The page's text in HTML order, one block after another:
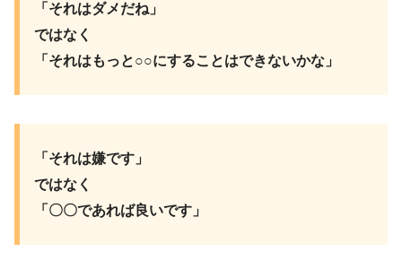
「それはダメだね」
ではなく
「それはもっと○○にすることはできないかな」
「それは嫌です」
ではなく
「〇〇であれば良いです」